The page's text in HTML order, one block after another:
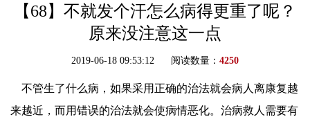
案例分享
会员中心
【68】不就发个汗怎么病得更重了呢？
原来没注意这一点
2019-06-18 09:53:12 阅读数量： 4250
不管生了什么病，如果采用正确的治法就会病人离康复越
来越近，而用错误的治法就会使病情恶化。治病救人需要有